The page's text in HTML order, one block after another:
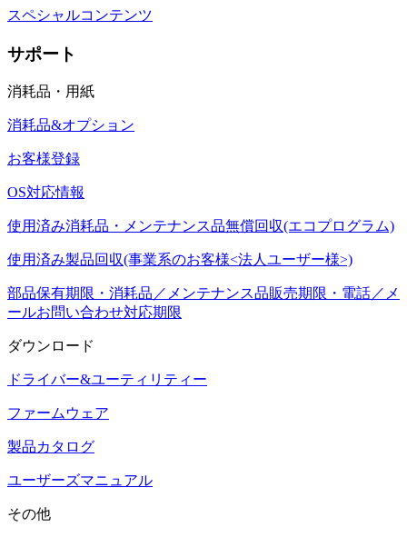
スペシャルコンテンツ
サポート
消耗品・用紙
消耗品&オプション
お客様登録
OS対応情報
使用済み消耗品・メンテナンス品無償回収(エコプログラム)
使用済み製品回収(事業系のお客様<法人ユーザー様>)
部品保有期限・消耗品／メンテナンス品販売期限・電話／メ
ールお問い合わせ対応期限
ダウンロード
ドライバー&ユーティリティー
ファームウェア
製品カタログ
ユーザーズマニュアル
その他